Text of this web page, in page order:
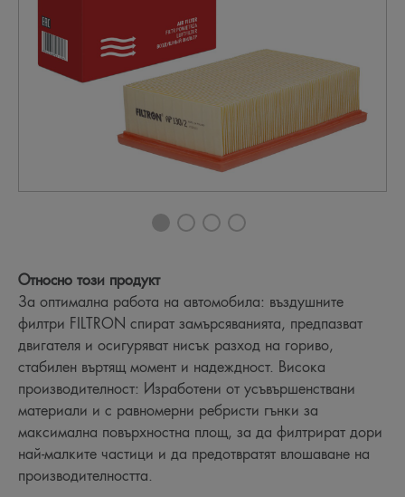
Относно този продукт
За оптимална работа на автомобила: въздушните
филтри FILTRON спират замърсяванията, предпазват
двигателя и осигуряват нисък разход на гориво,
стабилен въртящ момент и надеждност. Висока
производителност: Изработени от усъвършенствани
материали и с равномерни ребристи гънки за
максимална повърхностна площ, за да филтрират дори
най-малките частици и да предотвратят влошаване на
производителността.